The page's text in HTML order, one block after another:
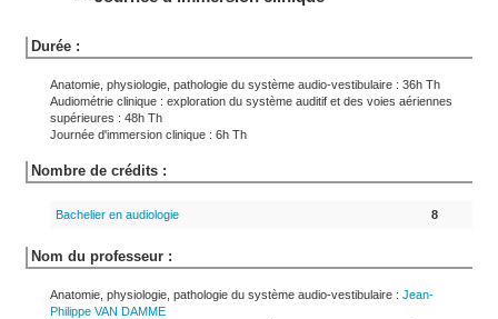
Durée :
Anatomie, physiologie, pathologie du système audio-vestibulaire : 36h Th
Audiométrie clinique : exploration du système auditif et des voies aériennes
supérieures : 48h Th
Journée d'immersion clinique : 6h Th
Nombre de crédits :
Bachelier en audiologie 8
Nom du professeur :
Anatomie, physiologie, pathologie du système audio-vestibulaire : Jean-
Philippe VAN DAMME